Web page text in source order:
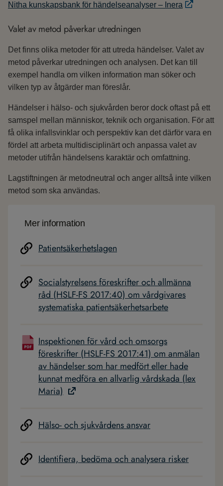
Nitha kunskapsbank för händelseanalyser – Inera
Valet av metod påverkar utredningen
Det finns olika metoder för att utreda händelser. Valet av
metod påverkar utredningen och analysen. Det kan till
exempel handla om vilken information man söker och
vilken typ av åtgärder man föreslår.
Händelser i hälso- och sjukvården beror dock oftast på ett
samspel mellan människor, teknik och organisation. För att
få olika infallsvinklar och perspektiv kan det därför vara en
fördel att arbeta multidisciplinärt och anpassa valet av
metoder utifrån händelsens karaktär och omfattning.
Lagstiftningen är metodneutral och anger alltså inte vilken
metod som ska användas.
Mer information
Patientsäkerhetslagen
Socialstyrelsens föreskrifter och allmänna
råd (HSLF-FS 2017:40) om vårdgivares
systematiska patientsäkerhetsarbete
Inspektionen för vård och omsorgs
föreskrifter (HSLF-FS 2017:41) om anmälan
av händelser som har medfört eller hade
kunnat medföra en allvarlig vårdskada (lex
Maria)
Hälso- och sjukvårdens ansvar
Identifiera, bedöma och analysera risker